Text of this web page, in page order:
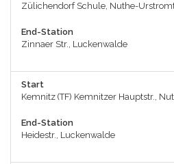
Zülichendorf Schule, Nuthe-
End-Station
Zinnaer Str., Luckenwalde
Start
Kemnitz (TF) Kemnitzer Hauptstr.,
End-Station
Heidestr., Luckenwalde